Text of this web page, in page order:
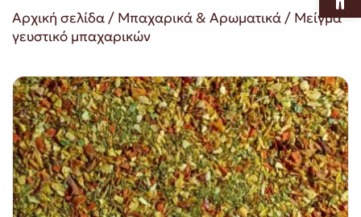
Αρχική σελίδα/ Μπαχαρικά & Αρωματικά/ Μείγμα
γευστικό μπαχαρικών